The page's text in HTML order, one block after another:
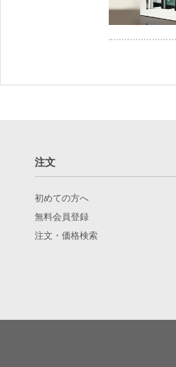
注文
初めての方へ
無料会員登録
注文・価格検索